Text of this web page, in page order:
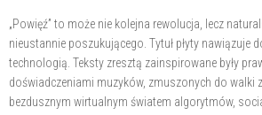
„Powięź” to może nie kolejna rewolucja, lecz
nieustannie poszukującego. Tytuł płyty nawiązuje
technologią. Teksty zresztą zainspirowane były
doświadczeniami muzyków, zmuszonych do walki
bezdusznym wirtualnym światem algorytmów,